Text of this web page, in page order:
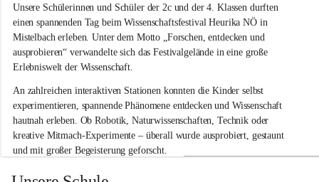
s
s
c
u
l
e
G
l
o
g
g
n
i
Unsere Schülerinnen und Schüler der 2c und der 4. Klassen durften
einen spannenden Tag beim Wissenschaftsfestival Heurika NÖ in
Mistelbach erleben. Unter dem Motto „Forschen, entdecken und
ausprobieren“ verwandelte sich das Festivalgelände in eine große
Erlebniswelt der Wissenschaft.
An zahlreichen interaktiven Stationen konnten die Kinder selbst
experimentieren, spannende Phänomene entdecken und Wissenschaft
hautnah erleben. Ob Robotik, Naturwissenschaften, Technik oder
kreative Mitmach-Experimente – überall wurde ausprobiert, gestaunt
und mit großer Begeisterung geforscht.
Besonders beeindruckend war, dass Wissenschaftlerinnen und